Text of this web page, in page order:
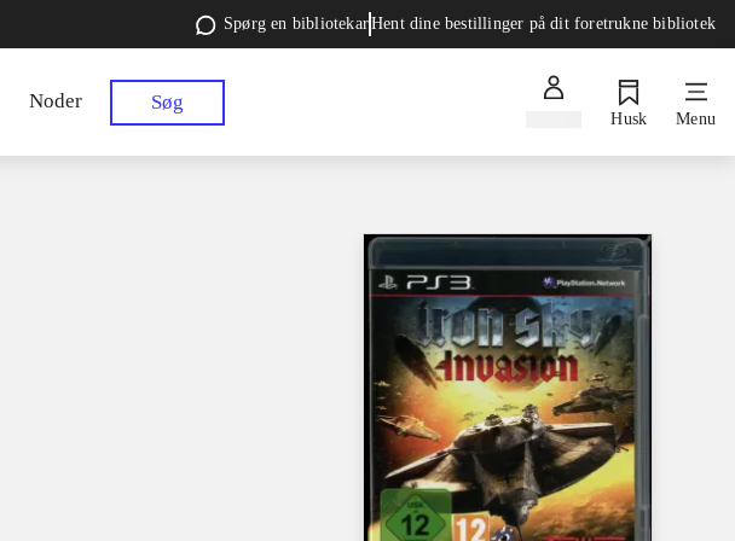
Spørg en bibliotekarHent dine bestillinger på dit foretrukne bibliotek
Noder Søg
Husk Menu